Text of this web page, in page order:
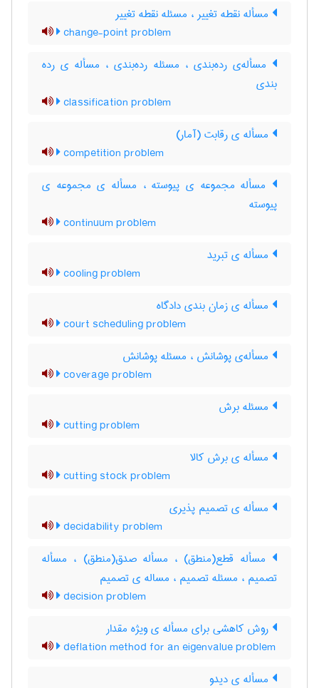
مسأله نقطه تغییر ، مسئله نقطه تغییر
change-point problem
مسأله‌ی رده‌بندی ، مسئله رده‌بندی ، مسأله ی رده
بندی
classification problem
مسأله ی رقابت (آمار)
competition problem
مسأله مجموعه ی پیوسته ، مسأله ی مجموعه ی
پیوسته
continuum problem
مسأله ی تبرید
cooling problem
مسأله ی زمان بندی دادگاه
court scheduling problem
مسأله‌ی پوشانش ، مسئله پوشانش
coverage problem
مسئله برش
cutting problem
مسأله ی برش کالا
cutting stock problem
مسأله ی تصمیم پذیری
decidability problem
مسأله قطع(منطق) ، مسأله صدق(منطق) ، مسأله
تصمیم ، مسئله تصمیم ، مساله ی تصمیم
decision problem
روش کاهشی برای مسأله ی ویژه مقدار
deflation method for an eigenvalue problem
مسأله ی دیدو